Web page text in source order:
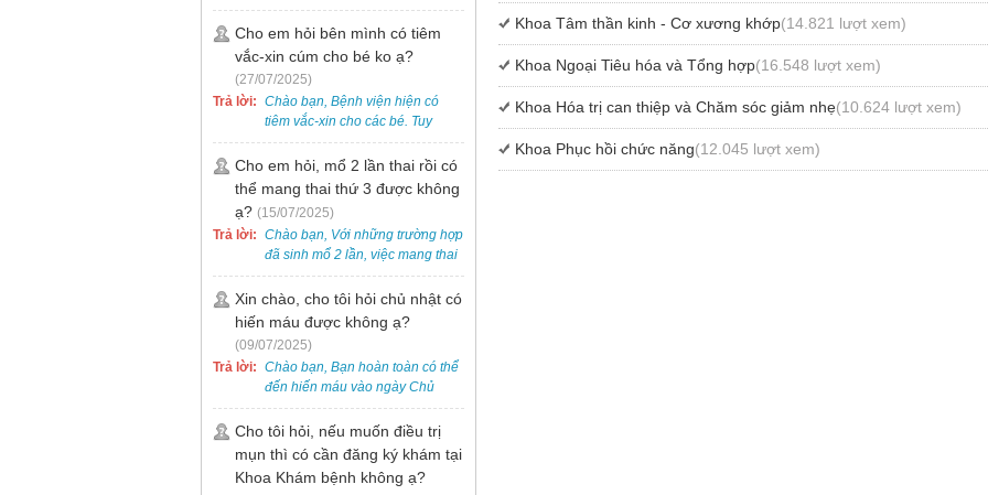
bẹt cho trẻ em, bao gồm cả trẻ 5
tuổi. Bạn có thể đưa bé đến
Khoa Khám bệnh của bệnh viện
để được bác sĩ chuyên khoa
thăm khám. Ngoài ra, để thuận
tiện hơn, bạn có thể đặt lịch
khám trước qua số điện thoại:
0988 270 115. Nếu cần hỗ trợ
thêm, vui lòng liên hệ qua Zalo
hoặc Fanpage Bệnh viện Việt
Nam - Thụy Điển Uông Bí.
Cho em hỏi bên mình có tiêm
vắc-xin cúm cho bé ko ạ?
(27/07/2025)
Trả lời: Chào bạn, Bệnh viện hiện có
tiêm vắc-xin cho các bé. Tuy
nhiên, các loại vắc-xin thường về
theo từng đợt, không phải lúc
nào cũng có sẵn.
Cho em hỏi, mổ 2 lần thai rồi có
thể mang thai thứ 3 được không
ạ? (15/07/2025)
Trả lời: Chào bạn, Với những trường hợp
đã sinh mổ 2 lần, việc mang thai
lần 3 vẫn có thể thực hiện được.
Tại Bệnh viện, chúng tôi đã tiếp
nhận và hỗ trợ nhiều thai phụ có
nhu cầu tương tự.
Xin chào, cho tôi hỏi chủ nhật có
hiến máu được không ạ?
(09/07/2025)
Trả lời: Chào bạn, Bạn hoàn toàn có thể
đến hiến máu vào ngày Chủ
Nhật.
Cho tôi hỏi, nếu muốn điều trị
mụn thì có cần đăng ký khám tại
Khoa Khám bệnh không ạ?
Khoa Tâm thần kinh - Cơ xương khớp(14.821 lượt xem)
Khoa Ngoại Tiêu hóa và Tổng hợp(16.548 lượt xem)
Khoa Hóa trị can thiệp và Chăm sóc giảm nhẹ(10.624 lượt xem)
Khoa Phục hồi chức năng(12.045 lượt xem)